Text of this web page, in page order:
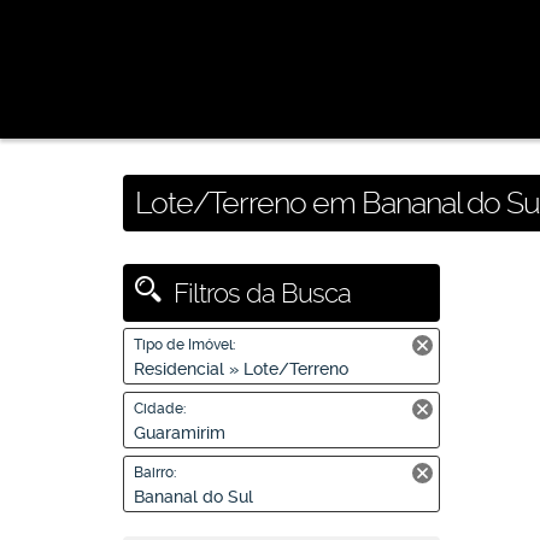
Lote/Terreno em Bananal do
Filtros da Busca
Tipo de Imóvel:
Residencial » Lote/Terreno
Cidade:
Guaramirim
Bairro:
Bananal do Sul